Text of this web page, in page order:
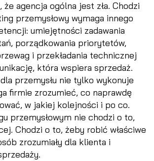
że agencja ogólna jest zła. Chodzi
przemysłowy wymaga innego
umiejętności zadawania
porządkowania priorytetów,
i przekładania technicznej
która wspiera sprzedaż.
przemysłu nie tylko wykonuje
firmie zrozumieć, co naprawdę
w jakiej kolejności i po co.
przemysłowym nie chodzi o to,
Chodzi o to, żeby robić właściwe
zrozumiały dla klienta i